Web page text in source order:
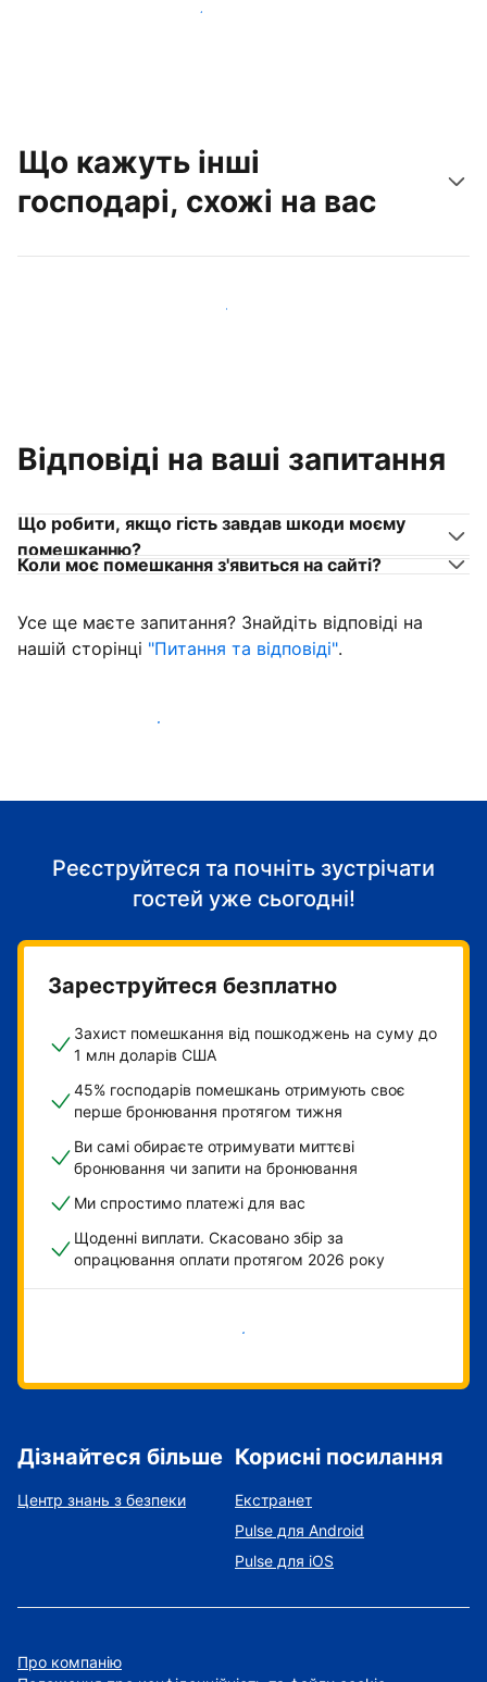
Привабити нових гостей вже сьогодні
Що кажуть інші
господарі, схожі на вас
Приєднуйтеся до господарів, схожих на вас
Відповіді на ваші запитання
Що робити, якщо гість завдав шкоди моєму
помешканню?
Коли моє помешкання з'явиться на сайті?
Усе ще маєте запитання? Знайдіть відповіді на
нашій сторінці "Питання та відповіді".
Розпочніть приймати гостей
Реєструйтеся та почніть зустрічати
гостей уже сьогодні!
Зареструйтеся безплатно
Захист помешкання від пошкоджень на суму до
1 млн доларів США
45% господарів помешкань отримують своє
перше бронювання протягом тижня
Ви самі обираєте отримувати миттєві
бронювання чи запити на бронювання
Ми спростимо платежі для вас
Щоденні виплати. Скасовано збір за
опрацювання оплати протягом 2026 року
Розпочати зараз
Дізнайтеся більше
Центр знань з безпеки
Корисні посилання
Екстранет
Pulse для Android
Pulse для iOS
Про компанію